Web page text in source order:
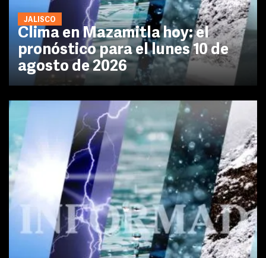
JALISCO
Clima en Mazamitla hoy: el
pronóstico para el lunes 10 de
agosto de 2026